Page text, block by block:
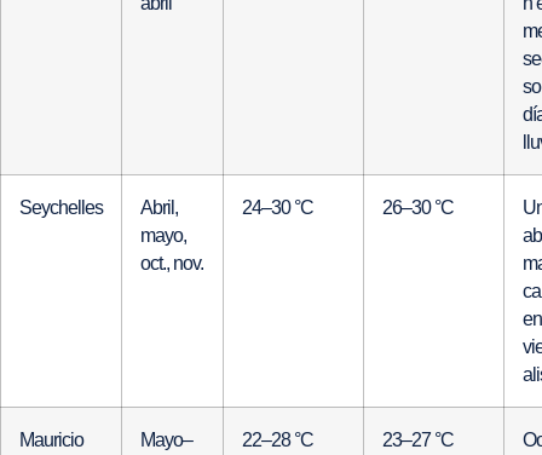
Seychelles
Abril,
mayo,
oct., nov.
24–30 °C 26–30 °C
Mauricio
Mayo–
22–28 °C 23–27 °C